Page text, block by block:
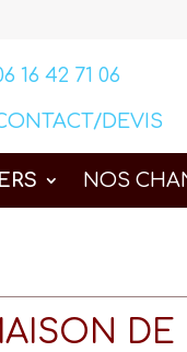
16 42 71 06
DEVIS
NOS
DE